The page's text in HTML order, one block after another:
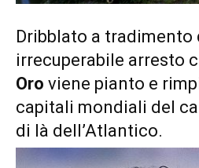
Dribblato a tradimento
irrecuperabile arresto
Oro viene pianto e
capitali mondiali del
di là dell’Atlantico.